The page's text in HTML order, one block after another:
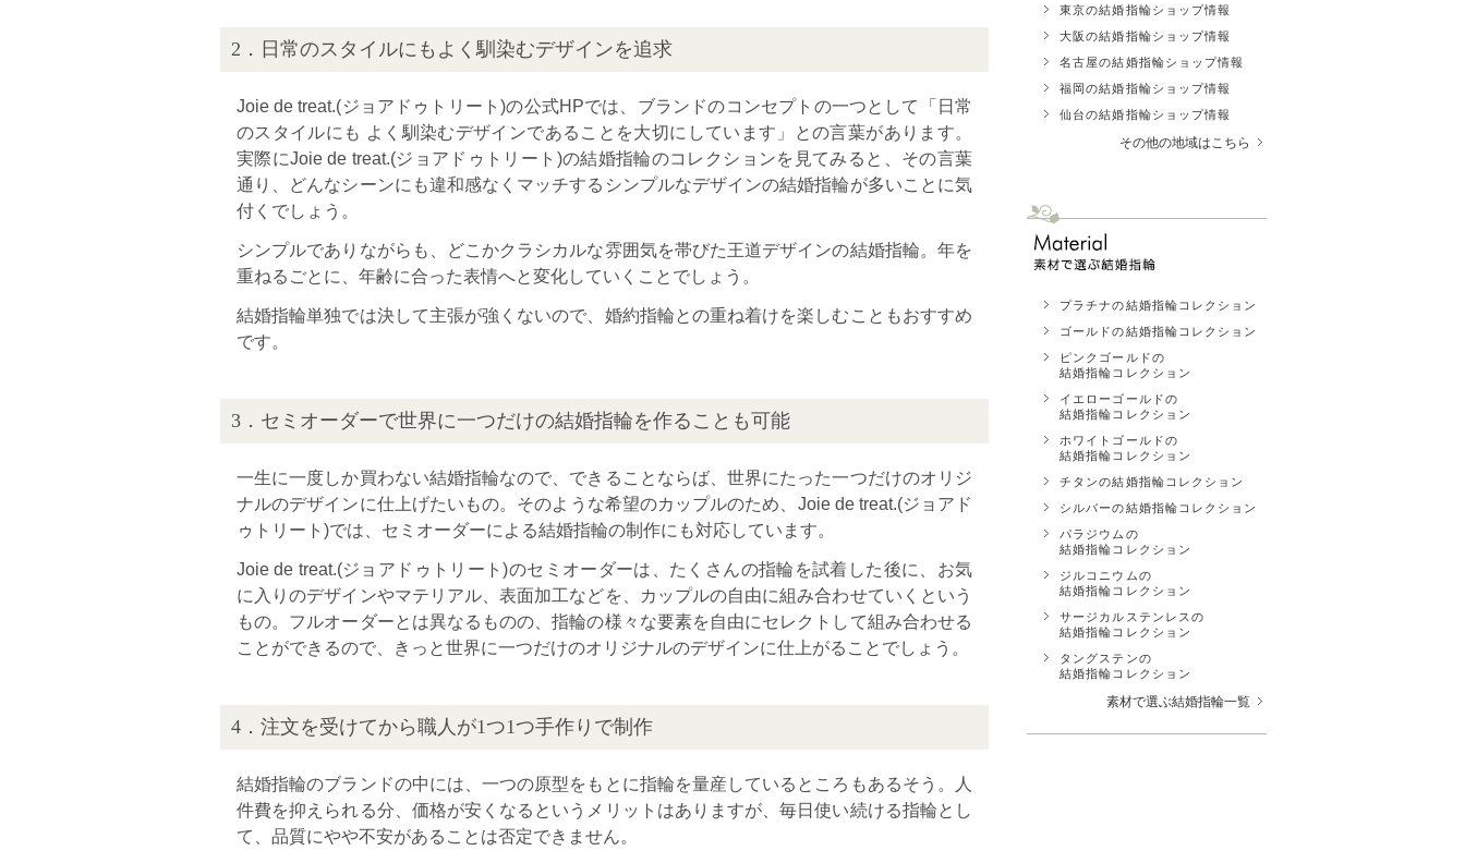
2．日常のスタイルにもよく馴染むデザインを追求
Joie de treat.(ジョアドゥトリート)の公式HPでは、ブランドのコンセプトの一つとして「日常
のスタイルにも よく馴染むデザインであることを大切にしています」との言葉があります。
実際にJoie de treat.(ジョアドゥトリート)の結婚指輪のコレクションを見てみると、その言葉
通り、どんなシーンにも違和感なくマッチするシンプルなデザインの結婚指輪が多いことに気
付くでしょう。
シンプルでありながらも、どこかクラシカルな雰囲気を帯びた王道デザインの結婚指輪。年を
重ねるごとに、年齢に合った表情へと変化していくことでしょう。
結婚指輪単独では決して主張が強くないので、婚約指輪との重ね着けを楽しむこともおすすめ
です。
3．セミオーダーで世界に一つだけの結婚指輪を作ることも可能
一生に一度しか買わない結婚指輪なので、できることならば、世界にたった一つだけのオリジ
ナルのデザインに仕上げたいもの。そのような希望のカップルのため、Joie de treat.(ジョアド
ゥトリート)では、セミオーダーによる結婚指輪の制作にも対応しています。
Joie de treat.(ジョアドゥトリート)のセミオーダーは、たくさんの指輪を試着した後に、お気
に入りのデザインやマテリアル、表面加工などを、カップルの自由に組み合わせていくという
もの。フルオーダーとは異なるものの、指輪の様々な要素を自由にセレクトして組み合わせる
ことができるので、きっと世界に一つだけのオリジナルのデザインに仕上がることでしょう。
4．注文を受けてから職人が1つ1つ手作りで制作
結婚指輪のブランドの中には、一つの原型をもとに指輪を量産しているところもあるそう。人
件費を抑えられる分、価格が安くなるというメリットはありますが、毎日使い続ける指輪とし
て、品質にやや不安があることは否定できません。
東京の結婚指輪ショップ情報
大阪の結婚指輪ショップ情報
名古屋の結婚指輪ショップ情報
福岡の結婚指輪ショップ情報
仙台の結婚指輪ショップ情報
その他の地域はこちら
プラチナの結婚指輪コレクション
ゴールドの結婚指輪コレクション
ピンクゴールドの
結婚指輪コレクション
イエローゴールドの
結婚指輪コレクション
ホワイトゴールドの
結婚指輪コレクション
チタンの結婚指輪コレクション
シルバーの結婚指輪コレクション
パラジウムの
結婚指輪コレクション
ジルコニウムの
結婚指輪コレクション
サージカルステンレスの
結婚指輪コレクション
タングステンの
結婚指輪コレクション
素材で選ぶ結婚指輪一覧